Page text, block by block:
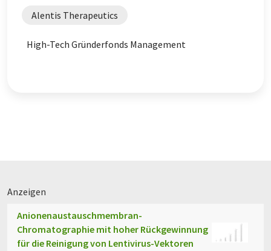
Alentis Therapeutics
High-Tech Gründerfonds Management
Anzeigen
Anionenaustauschmembran-
Chromatographie mit hoher Rückgewinnung
für die Reinigung von Lentivirus-Vektoren